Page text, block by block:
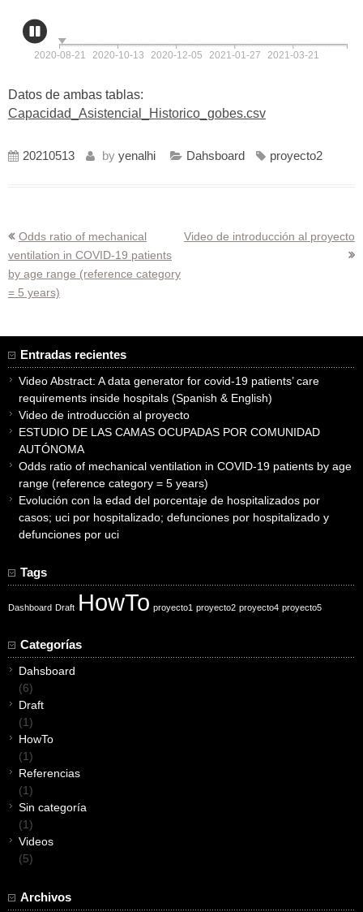
Datos de ambas tablas:
Capacidad_Asistencial_Historico_gobes.csv
20210513 by yenalhi Dahsboard proyecto2
Navegación
de
entradas
Odds ratio of mechanical
ventilation in COVID-19 patients
by age range (reference category
= 5 years)
Video de introducción al proyecto
Entradas recientes
Video Abstract: A data generator for covid-19 patients’ care
requirements inside hospitals (Spanish & English)
Video de introducción al proyecto
ESTUDIO DE LAS CAMAS OCUPADAS POR COMUNIDAD
AUTÓNOMA
Odds ratio of mechanical ventilation in COVID-19 patients by age
range (reference category = 5 years)
Evolución con la edad del porcentaje de hospitalizados por
casos; uci por hospitalizado; defunciones por hospitalizado y
defunciones por uci
Tags
Dashboard Draft HowTo proyecto1 proyecto2 proyecto4 proyecto5
Categorías
Dahsboard
(6)
Draft
(1)
HowTo
(1)
Referencias
(1)
Sin categoría
(1)
Videos
(5)
Archivos